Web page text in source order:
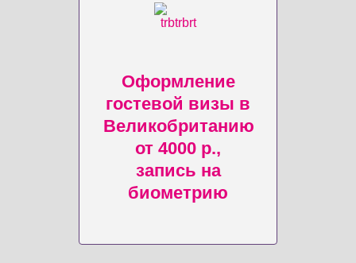
Оформление
гостевой визы в
Великобританию
от 4000 р.,
запись на
биометрию